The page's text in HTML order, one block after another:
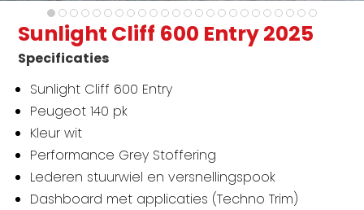
Sunlight Cliff 600 Entry 2025
Specificaties
Sunlight Cliff 600 Entry
Peugeot 140 pk
Kleur wit
Performance Grey Stoffering
Lederen stuurwiel en versnellingspook
Dashboard met applicaties (Techno Trim)